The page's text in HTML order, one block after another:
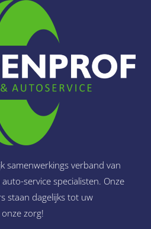
samenwerkings verband van
service specialisten. Onze
staan dagelijks tot uw
zorg!